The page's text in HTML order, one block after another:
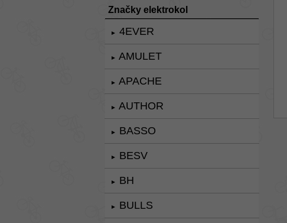
Značky elektrokol
► 4EVER
► AMULET
► APACHE
► AUTHOR
► BASSO
► BESV
► BH
► BULLS